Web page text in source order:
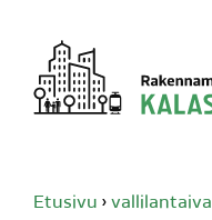
Siirry
sisältöön
Etusivu › vallilantaival